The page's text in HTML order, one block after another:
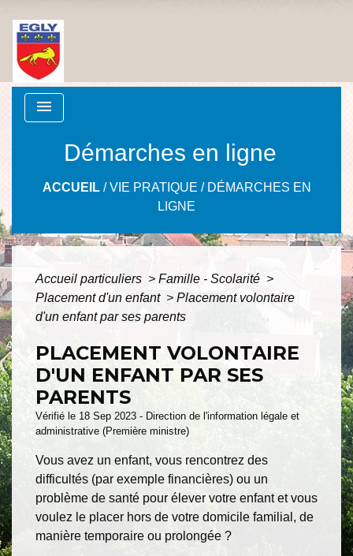
menu
Démarches en ligne
ACCUEIL/VIE PRATIQUE / DÉMARCHES EN
LIGNE
Accueil particuliers > Famille - Scolarité >
Placement d'un enfant > Placement volontaire
d'un enfant par ses parents
PLACEMENT VOLONTAIRE
D'UN ENFANT PAR SES
PARENTS
Vérifié le 18 Sep 2023 - Direction de l'information légale et
administrative (Première ministre)
Vous avez un enfant, vous rencontrez des
difficultés (par exemple financières) ou un
problème de santé pour élever votre enfant et vous
voulez le placer hors de votre domicile familial, de
manière temporaire ou prolongée ?